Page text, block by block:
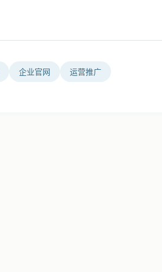
企业官网 运营推广